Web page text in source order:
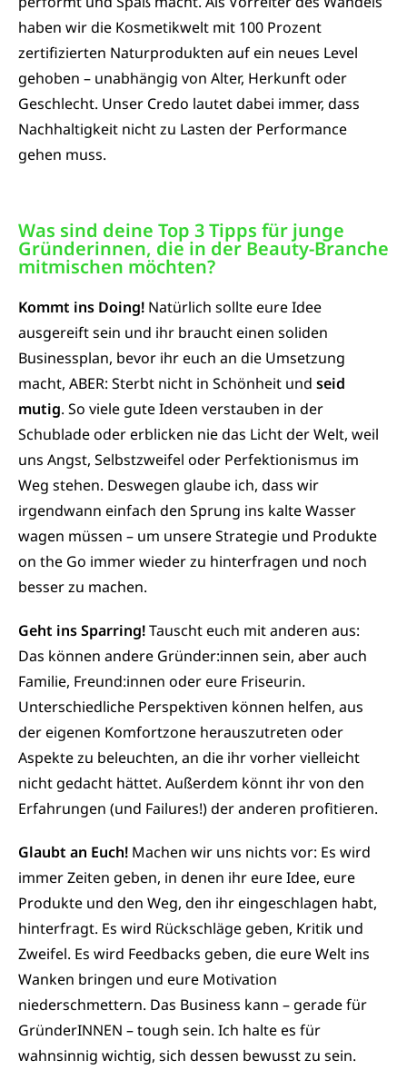
haben wir die Kosmetikwelt mit 100 Prozent
zertifizierten Naturprodukten auf ein neues Level
gehoben – unabhängig von Alter, Herkunft oder
Geschlecht. Unser Credo lautet dabei immer, dass
Nachhaltigkeit nicht zu Lasten der Performance
gehen muss.
Was sind deine Top 3 Tipps für junge
Gründerinnen, die in der Beauty-Branche
mitmischen möchten?​
Kommt ins Doing! Natürlich sollte eure Idee
ausgereift sein und ihr braucht einen soliden
Businessplan, bevor ihr euch an die Umsetzung
macht, ABER: Sterbt nicht in Schönheit und seid
mutig. So viele gute Ideen verstauben in der
Schublade oder erblicken nie das Licht der Welt, weil
uns Angst, Selbstzweifel oder Perfektionismus im
Weg stehen. Deswegen glaube ich, dass wir
irgendwann einfach den Sprung ins kalte Wasser
wagen müssen – um unsere Strategie und Produkte
on the Go immer wieder zu hinterfragen und noch
besser zu machen.
Geht ins Sparring!Tauscht euch mit anderen aus:
Das können andere Gründer:innen sein, aber auch
Familie, Freund:innen oder eure Friseurin.
Unterschiedliche Perspektiven können helfen, aus
der eigenen Komfortzone herauszutreten oder
Aspekte zu beleuchten, an die ihr vorher vielleicht
nicht gedacht hättet. Außerdem könnt ihr von den
Erfahrungen (und Failures!) der anderen profitieren.
Glaubt an Euch! Machen wir uns nichts vor: Es wird
immer Zeiten geben, in denen ihr eure Idee, eure
Produkte und den Weg, den ihr eingeschlagen habt,
hinterfragt. Es wird Rückschläge geben, Kritik und
Zweifel. Es wird Feedbacks geben, die eure Welt ins
Wanken bringen und eure Motivation
niederschmettern. Das Business kann – gerade für
GründerINNEN – tough sein. Ich halte es für
wahnsinnig wichtig, sich dessen bewusst zu sein.